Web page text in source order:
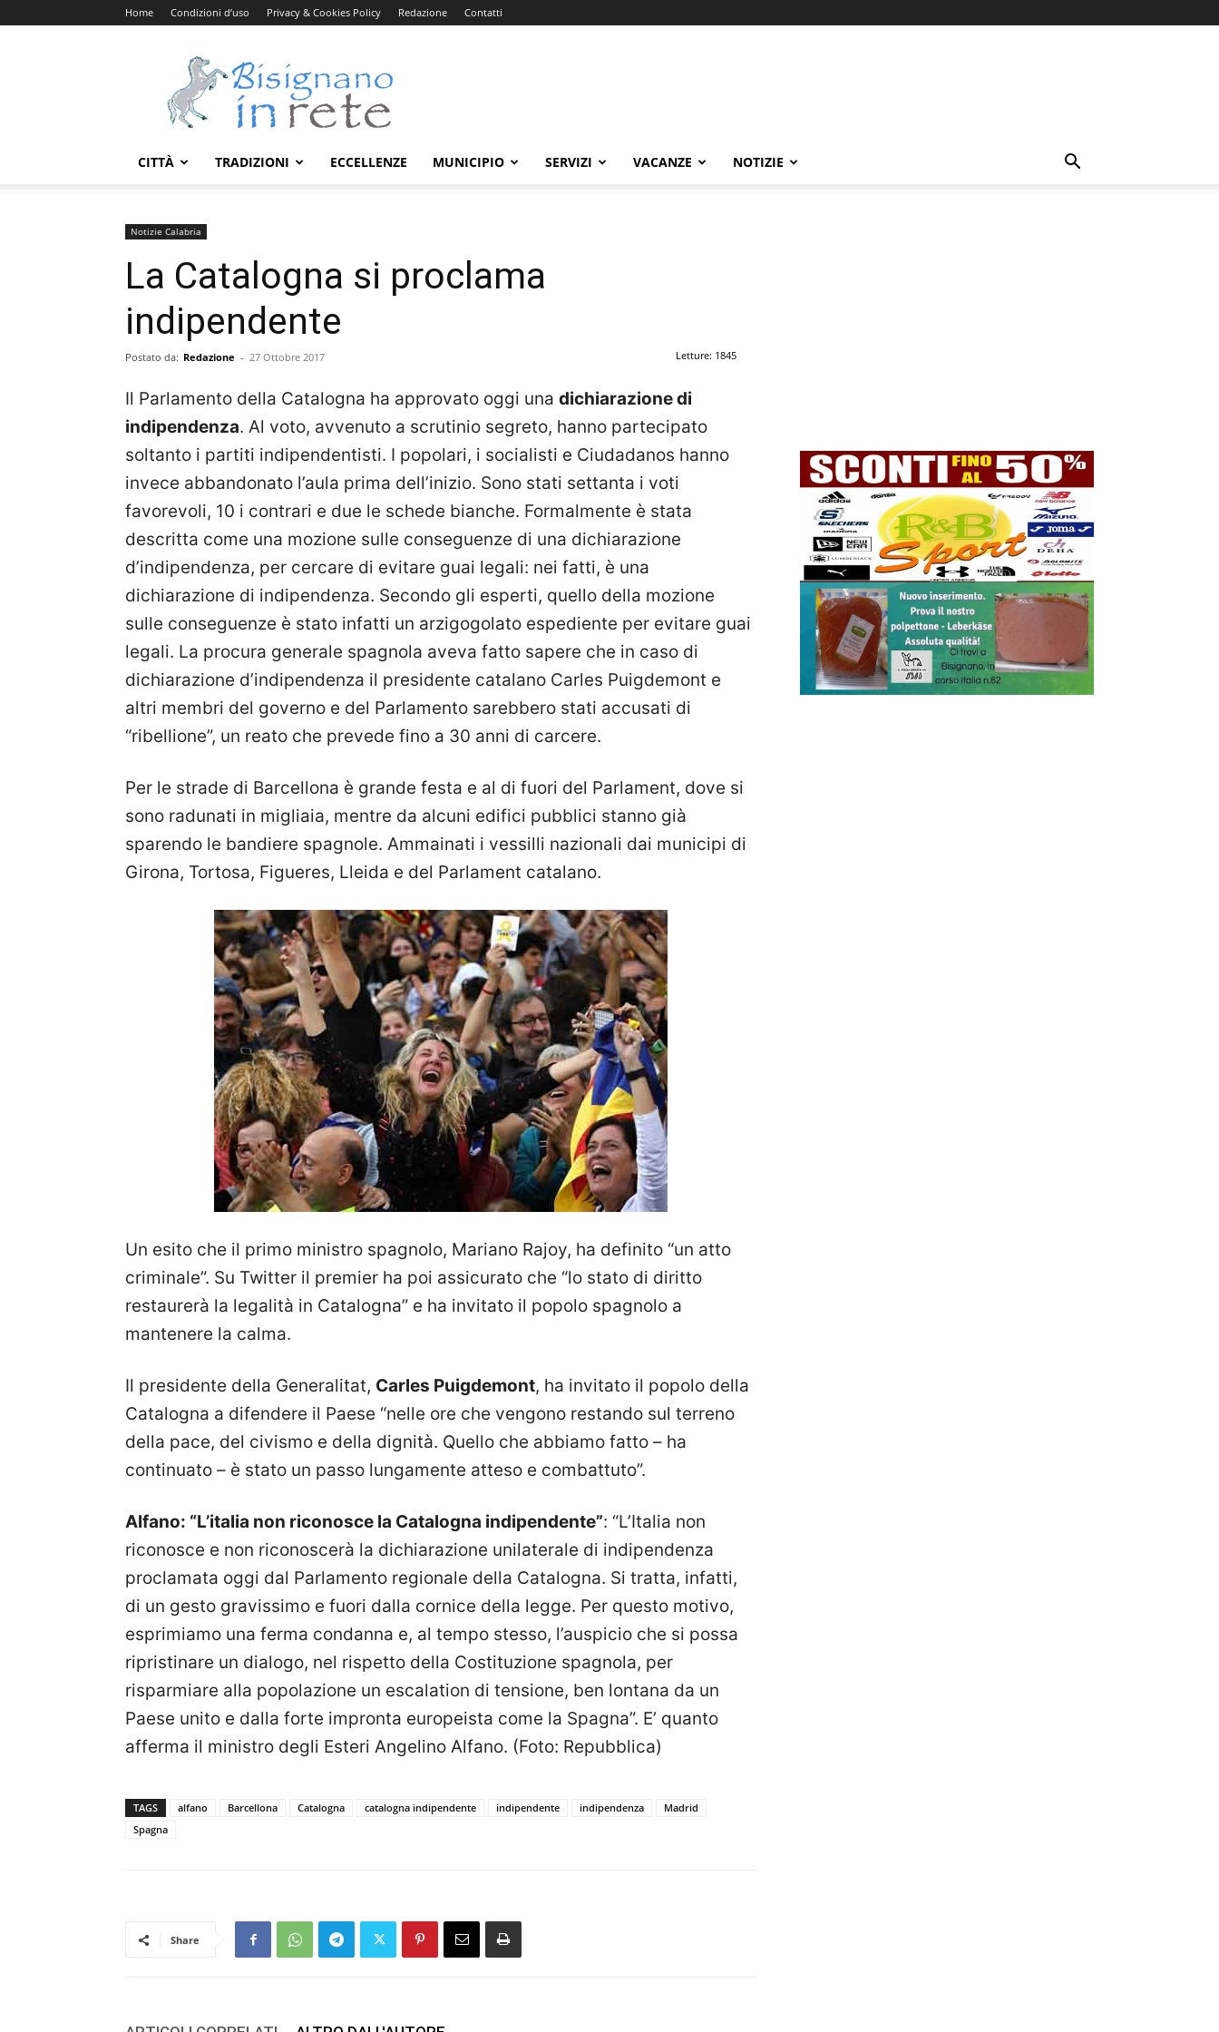
Home Condizioni d’uso Privacy & Cookies Policy Redazione Contatti
Bisignanoinrete.com
CITTÀ TRADIZIONI ECCELLENZE MUNICIPIO SERVIZI VACANZE NOTIZIE
Notizie Calabria
La Catalogna si proclama
indipendente
Postato da: Redazione - 27 Ottobre 2017 Letture: 1845
Il Parlamento della Catalogna ha approvato oggi una dichiarazione di
indipendenza. Al voto, avvenuto a scrutinio segreto, hanno partecipato
soltanto i partiti indipendentisti. I popolari, i socialisti e Ciudadanos hanno
invece abbandonato l’aula prima dell’inizio. Sono stati settanta i voti
favorevoli, 10 i contrari e due le schede bianche. Formalmente è stata
descritta come una mozione sulle conseguenze di una dichiarazione
d’indipendenza, per cercare di evitare guai legali: nei fatti, è una
dichiarazione di indipendenza. Secondo gli esperti, quello della mozione
sulle conseguenze è stato infatti un arzigogolato espediente per evitare guai
legali. La procura generale spagnola aveva fatto sapere che in caso di
dichiarazione d’indipendenza il presidente catalano Carles Puigdemont e
altri membri del governo e del Parlamento sarebbero stati accusati di
“ribellione”, un reato che prevede fino a 30 anni di carcere.
Per le strade di Barcellona è grande festa e al di fuori del Parlament, dove si
sono radunati in migliaia, mentre da alcuni edifici pubblici stanno già
sparendo le bandiere spagnole. Ammainati i vessilli nazionali dai municipi di
Girona, Tortosa, Figueres, Lleida e del Parlament catalano.
Un esito che il primo ministro spagnolo, Mariano Rajoy, ha definito “un atto
criminale”. Su Twitter il premier ha poi assicurato che “lo stato di diritto
restaurerà la legalità in Catalogna” e ha invitato il popolo spagnolo a
mantenere la calma.
Il presidente della Generalitat, Carles Puigdemont, ha invitato il popolo della
Catalogna a difendere il Paese “nelle ore che vengono restando sul terreno
della pace, del civismo e della dignità. Quello che abbiamo fatto – ha
continuato – è stato un passo lungamente atteso e combattuto”.
Alfano: “L’italia non riconosce la Catalogna indipendente”: “L’Italia non
riconosce e non riconoscerà la dichiarazione unilaterale di indipendenza
proclamata oggi dal Parlamento regionale della Catalogna. Si tratta, infatti,
di un gesto gravissimo e fuori dalla cornice della legge. Per questo motivo,
esprimiamo una ferma condanna e, al tempo stesso, l’auspicio che si possa
ripristinare un dialogo, nel rispetto della Costituzione spagnola, per
risparmiare alla popolazione un escalation di tensione, ben lontana da un
Paese unito e dalla forte impronta europeista come la Spagna”. E’ quanto
afferma il ministro degli Esteri Angelino Alfano. (Foto: Repubblica)
TAGS alfano Barcellona Catalogna catalogna indipendente indipendente indipendenza
Madrid
Spagna
Share